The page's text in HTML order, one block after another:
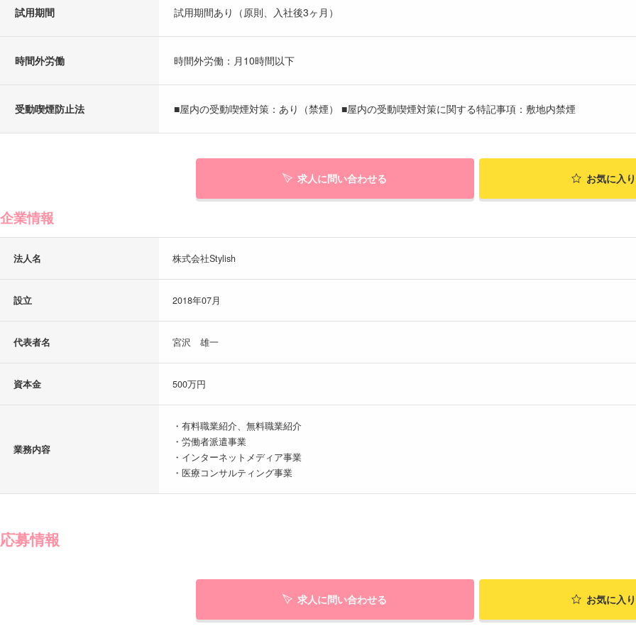
試用期間 試用期間あり（原則、入社後3ヶ月）
時間外労働 時間外労働：月10時間以下
受動喫煙防止法 ■屋内の受動喫煙対策：あり（禁煙） ■屋内の受動喫煙対策に関する特記事項：敷地内禁煙
求人に問い合わせる お気に入
企業情報
法人名 株式会社Stylish
設立 2018年07月
代表者名 宮沢 雄一
資本金 500万円
業務内容
・有料職業紹介、無料職業紹介
・労働者派遣事業
・インターネットメディア事業
・医療コンサルティング事業
応募情報
求人に問い合わせる お気に入